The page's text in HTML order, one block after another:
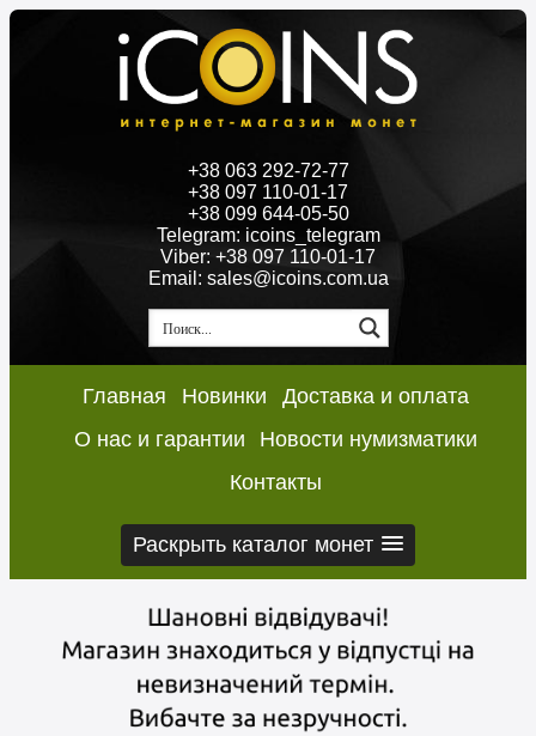
+38 063 292-72-77
+38 097 110-01-17
+38 099 644-05-50
Telegram: icoins_telegram
Viber: +38 097 110-01-17
Email: sales@icoins.com.ua
Главная Новинки
Доставка и оплата
О нас и гарантии
Новости нумизматики
Контакты
Раскрыть каталог монет